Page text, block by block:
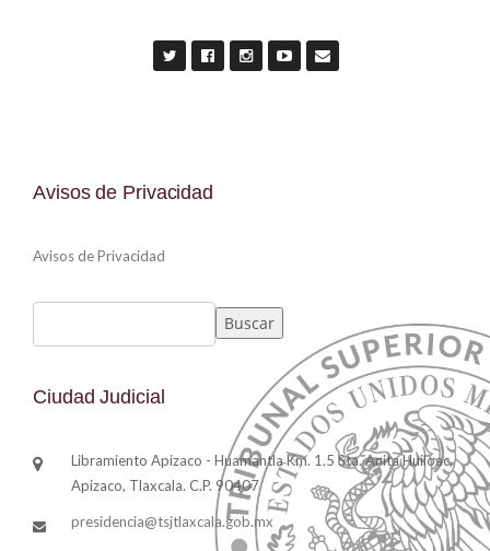
Avisos de Privacidad
Avisos de Privacidad
Buscar
Ciudad Judicial
Libramiento Apizaco - Huamantla Km. 1.5 Sta. Anita Huiloac,
Apizaco, Tlaxcala. C.P. 90407
presidencia@tsjtlaxcala.gob.mx